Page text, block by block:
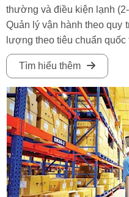
thường và điều kiện lạnh (2-
Quản lý vận hành theo quy
lượng theo tiêu chuẩn quốc
Tìm hiểu thêm